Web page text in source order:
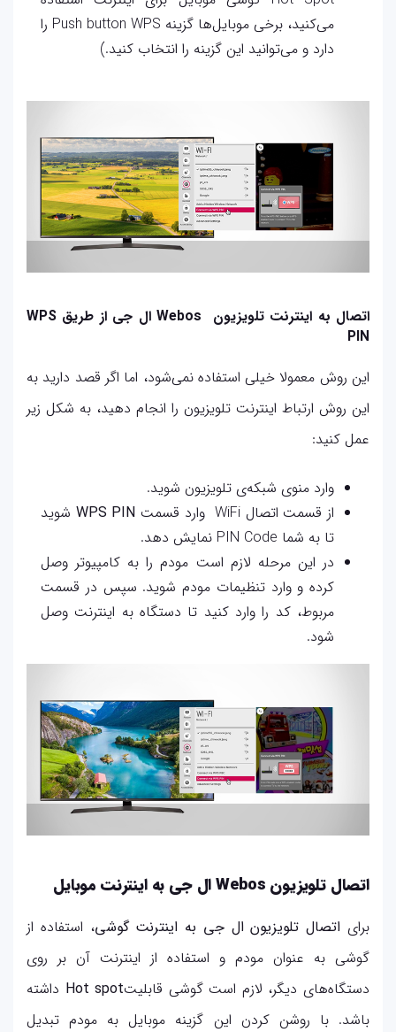
می‌کنید، برخی موبایل‌ها گزینه Push button WPS را
دارد و می‌توانید این گزینه را انتخاب کنید.)
اتصال به اینترنت تلویزیون Webos ال جی از طریق WPS
PIN
این روش معمولا خیلی استفاده نمی‌شود، اما اگر قصد دارید به
این روش ارتباط اینترنت تلویزیون را انجام دهید، به شکل زیر
عمل کنید:
وارد منوی شبکه‌ی تلویزیون شوید.
از قسمت اتصال WiFi وارد قسمت
WPS PIN شوید
تا به شما PIN Code نمایش دهد.
در این مرحله لازم است مودم را به کامپیوتر وصل
کرده و وارد تنظیمات مودم شوید. سپس در قسمت
مربوط، کد را وارد کنید تا دستگاه به اینترنت وصل
شود.
اتصال تلویزیون Webos ال جی به اینترنت موبایل
برایاتصال تلویزیون ال جی به اینترنت گوشی، استفاده از
گوشی به عنوان مودم و استفاده از اینترنت آن بر روی
دستگاه‌های دیگر، لازم است گوشی قابلیتHot spot داشته
باشد. با روشن کردن این گزینه موبایل به مودم تبدیل